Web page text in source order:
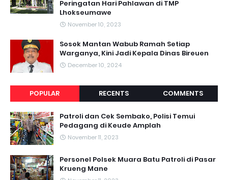
Peringatan Hari Pahlawan di TMP
Lhokseumawe
November 10, 2023
Sosok Mantan Wabub Ramah Setiap
Warganya, Kini Jadi Kepala Dinas Bireuen
December 10, 2024
POPULAR RECENTS COMMENTS
Patroli dan Cek Sembako, Polisi Temui
Pedagang di Keude Amplah
November 11, 2023
Personel Polsek Muara Batu Patroli di Pasar
Krueng Mane